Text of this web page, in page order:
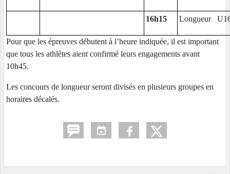
16h15 Longueur
Pour que les épreuves débutent à l’heure indiquée, il est important
que tous les athlètes aient confirmé leurs engagements avant
10h45.
Les concours de longueur seront divisés en plusieurs groupes en
horaires décalés.